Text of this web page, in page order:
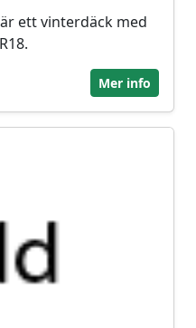
ett vinterdäck med
Mer info